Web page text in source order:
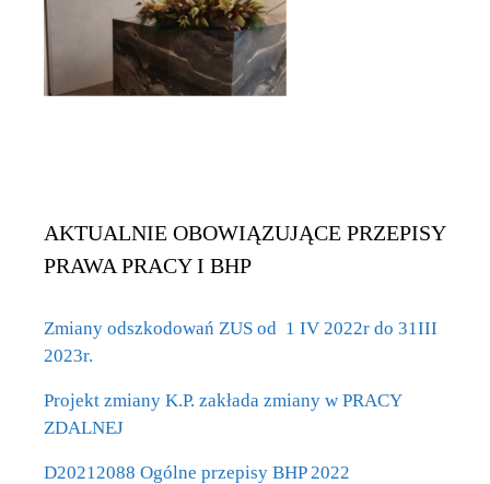
AKTUALNIE OBOWIĄZUJĄCE PRZEPISY
PRAWA PRACY I BHP
Zmiany odszkodowań ZUS od 1 IV 2022r do 31III
2023r.
Projekt zmiany K.P. zakłada zmiany w PRACY
ZDALNEJ
D20212088 Ogólne przepisy BHP 2022